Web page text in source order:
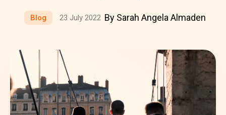
Blog 23 July 2022 By Sarah Angela Almaden